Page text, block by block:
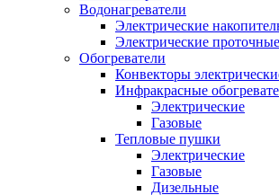
Водонагреватели
Электрические
Электрические проточные
Обогреватели
Конвекторы
Инфракрасные
Электрические
Газовые
Тепловые пушки
Электрические
Газовые
Дизельные